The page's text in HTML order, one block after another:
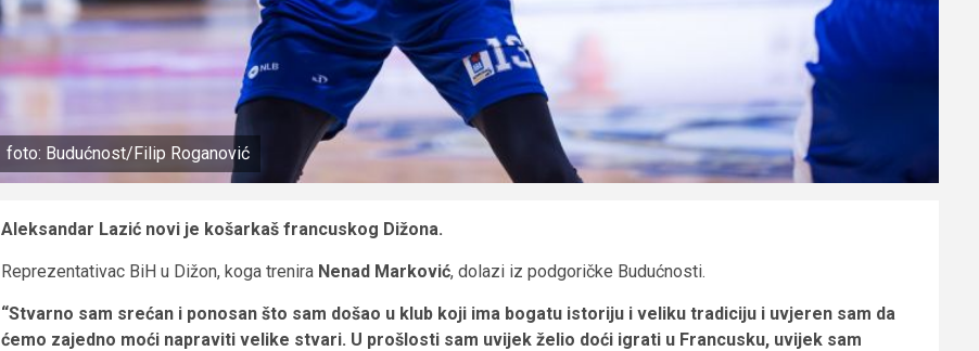
foto: Budućnost/Filip Roganović
Aleksandar Lazić novi je košarkaš francuskog Dižona.
Reprezentativac BiH u Dižon, koga trenira Nenad Marković, dolazi iz podgoričke Budućnosti.
“Stvarno sam srećan i ponosan što sam došao u klub koji ima bogatu istoriju i veliku tradiciju i uvjeren sam da
ćemo zajedno moći napraviti velike stvari. U prošlosti sam uvijek želio doći igrati u Francusku, uvijek sam